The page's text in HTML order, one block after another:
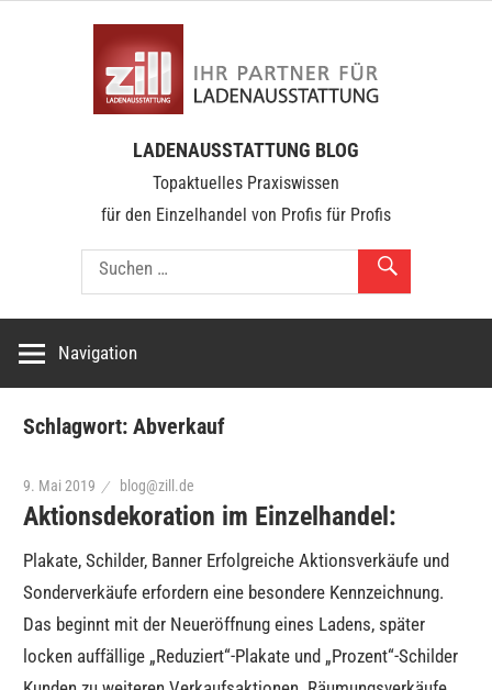
Kunden
LADENAUSSTATTUNG BLOG
Topaktuelles Praxiswissen
für den Einzelhandel von Profis für Profis
Navigation
Schlagwort:Abverkauf
9. Mai 2019 blog@zill.de
Aktionsdekoration im Einzelhandel:
Plakate, Schilder, Banner Erfolgreiche Aktionsverkäufe und
Sonderverkäufe erfordern eine besondere Kennzeichnung.
Das beginnt mit der Neueröffnung eines Ladens, später
locken auffällige „Reduziert“-Plakate und „Prozent“-Schilder